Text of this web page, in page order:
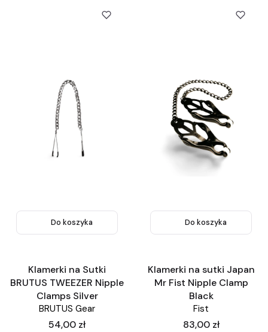
Do koszyka
Klamerki na Sutki
BRUTUS TWEEZER Nipple
Clamps Silver
BRUTUS Gear
Cena
54,00 zł
Do koszyka
Klamerki na sutki Japan
Mr Fist Nipple Clamp
Black
Fist
Cena
83,00 zł